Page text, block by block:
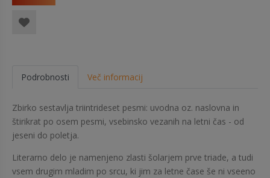
Podrobnosti Več informacij
Zbirko sestavlja triintrideset pesmi: uvodna oz. naslovna in
štirikrat po osem pesmi, vsebinsko vezanih na letni čas - od
jeseni do poletja.
Literarno delo je namenjeno zlasti šolarjem prve triade, a tudi
vsem drugim mladim po srcu, ki jim za letne čase še ni vseeno